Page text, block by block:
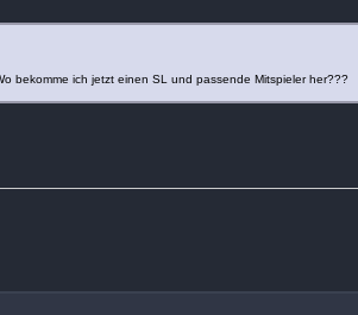
bekomme ich jetzt einen SL und passende Mitspieler her???